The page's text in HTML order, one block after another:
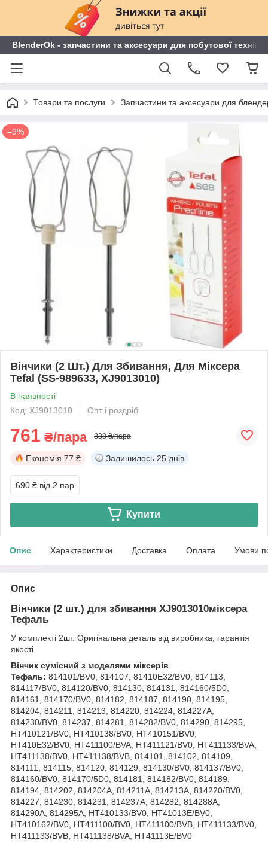
BlenderOk - запчастини та аксесуари для побутової техніки
Товари та послуги Запчастини та аксесуари для
–9%
Вінчики (2 Шт.) Для Збивання, Для Міксера
Tefal (SS-989633, XJ9013010)
В наявності
Код: XJ9013010
Опт і роздріб
761 ₴/пара 838 ₴/пара
Економія 77 ₴ Залишилось 25 днів
690 ₴ від 2 пар
Купити
Опис Характеристики Доставка Оплата Умови
Опис
Вінчики (2 шт.) для збивання XJ9013010міксера
Тефаль
У комплекті 2шт. Оригінальна деталь від виробника, гарантія
якості
Вінчик сумісний з моделями міксерів
Тефаль: 814101/BV0, 814107, 81410E32/BV0, 814113,
814117/BV0, 814120/BV0, 814130, 814131, 814160/5D0,
814161, 814170/BV0, 814182, 814187, 814190, 814195,
814204, 814211, 814213, 814220, 814224, 814227A,
814230/BV0, 814237, 814281, 814282/BV0, 814290, 814295,
HT410121/BV0, HT410138/BV0, HT410151/BV0,
HT410E32/BV0, HT411100/BVA, HT411121/BV0, HT411133/BVA,
HT411138/BV0, HT411138/BVB, 814101, 814102, 814109,
814111, 814115, 814120, 814129, 814130/BV0, 814137/BV0,
814160/BV0, 814170/5D0, 814181, 814182/BV0, 814189,
814194, 814202, 814204A, 814211A, 814213A, 814220/BV0,
814227, 814230, 814231, 814237A, 814282, 814288A,
814290A, 814295A, HT410133/BV0, HT41013E/BV0,
HT410162/BV0, HT411100/BV0, HT411100/BVB, HT411133/BV0,
HT411133/BVB, HT411138/BVA, HT41113E/BV0